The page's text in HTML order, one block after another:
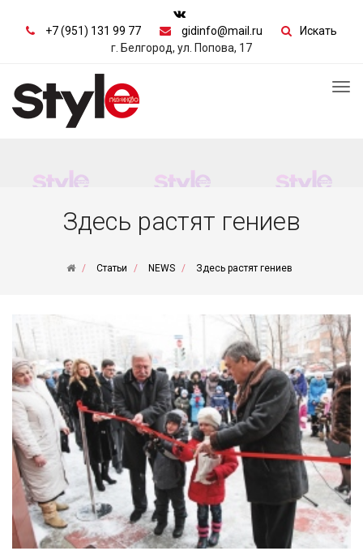
+7 (951) 131 99 77 gidinfo@mail.ru
Искать
г. Белгород, ул. Попова, 17
Здесь растят гениев
Статьи NEWS Здесь растят гениев